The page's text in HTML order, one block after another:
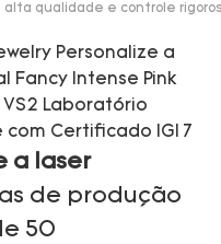
qualidade e controle
a laser
de produção
50